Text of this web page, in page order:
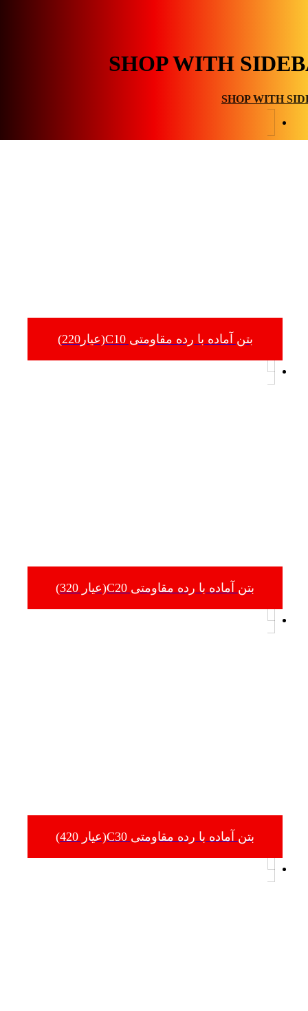
SHOP WITH
SHOP WITH
بتن آماده با رده مقاومتی C10(عیار220)
بتن آماده با رده مقاومتی C20(عیار 320)
بتن آماده با رده مقاومتی C30(عیار 420)